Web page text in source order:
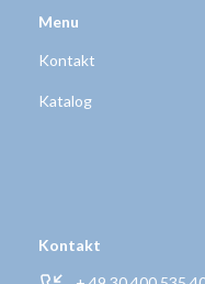
Menu
Kontakt
Katalog
Kontakt